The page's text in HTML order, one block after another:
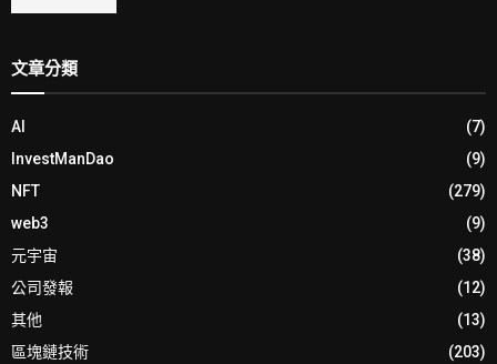
文章分類
AI
(7)
InvestManDao
(9)
NFT
(279)
web3
(9)
元宇宙
(38)
公司發報
(12)
其他
(13)
區塊鏈技術
(203)